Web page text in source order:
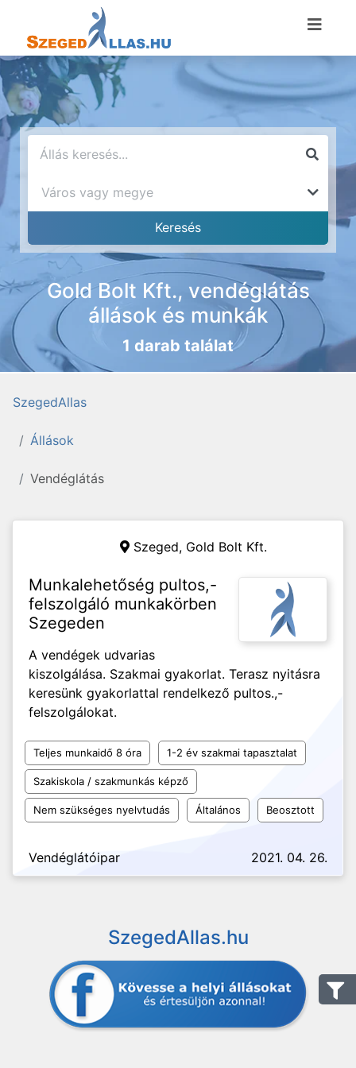
Gold Bolt Kft., vendéglátás
állások és munkák
1 darab találat
SzegedAllas
Állások
Vendéglátás
Szeged, Gold Bolt Kft.
Munkalehetőség pultos,-
felszolgáló munkakörben
Szegeden
A vendégek udvarias
kiszolgálása. Szakmai gyakorlat. Terasz nyitásra
keresünk gyakorlattal rendelkező pultos.,-
felszolgálokat.
Teljes munkaidő 8 óra 1-2 év szakmai tapasztalat
Szakiskola / szakmunkás képző
Nem szükséges nyelvtudás Általános Beosztott
Vendéglátóipar 2021. 04. 26.
SzegedAllas.hu